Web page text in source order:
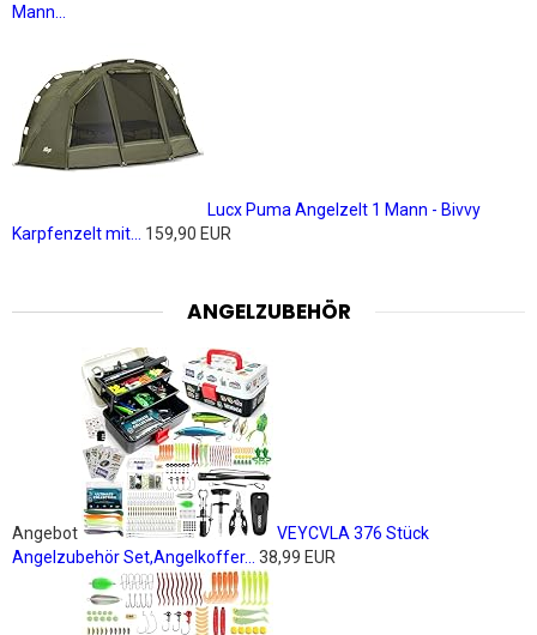
Mann...
Lucx Puma Angelzelt 1 Mann - Bivvy
Karpfenzelt mit...
159,90 EUR
ANGELZUBEHÖR
Angebot
VEYCVLA 376 Stück
Angelzubehör Set,Angelkoffer...
38,99 EUR